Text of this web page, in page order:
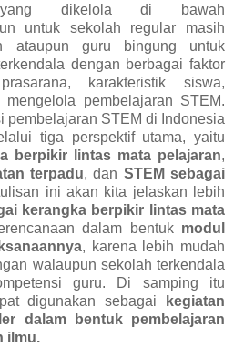
dikelola di bawah
untuk sekolah regular masih
ataupun guru bingung untuk
dengan berbagai faktor
karakteristik siswa,
pembelajaran STEM.
pembelajaran STEM di Indonesia
tiga perspektif utama, yaitu
berpikir lintas mata pelajaran,
terpadu, dan STEM sebagai
ini akan kita jelaskan lebih
kerangka berpikir lintas mata
dalam bentuk modul
, karena lebih mudah
walaupun sekolah terkendala
guru. Di samping itu
digunakan sebagai
kegiatan
dalam bentuk pembelajaran
ilmu.